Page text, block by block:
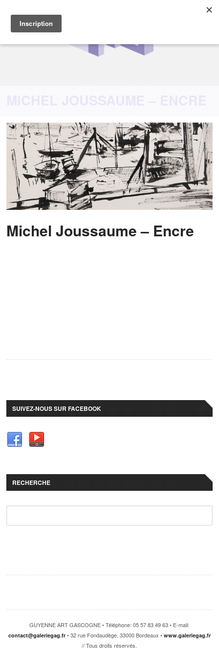
MICHEL JOUSSAUME – ENCRE
Michel Joussaume – Encre
SUIVEZ-NOUS SUR FACEBOOK
RECHERCHE
GUYENNE ART GASCOGNE • Téléphone: 05 57 83 49 63 • E-mail:
contact@galeriegag.fr• 32 rue Fondaudège, 33000 Bordeaux • www.galeriegag.fr
// Tous droits réservés.